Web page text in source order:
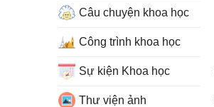
Câu chuyện khoa học
Công trình khoa học
Sự kiện Khoa học
Thư viện ảnh